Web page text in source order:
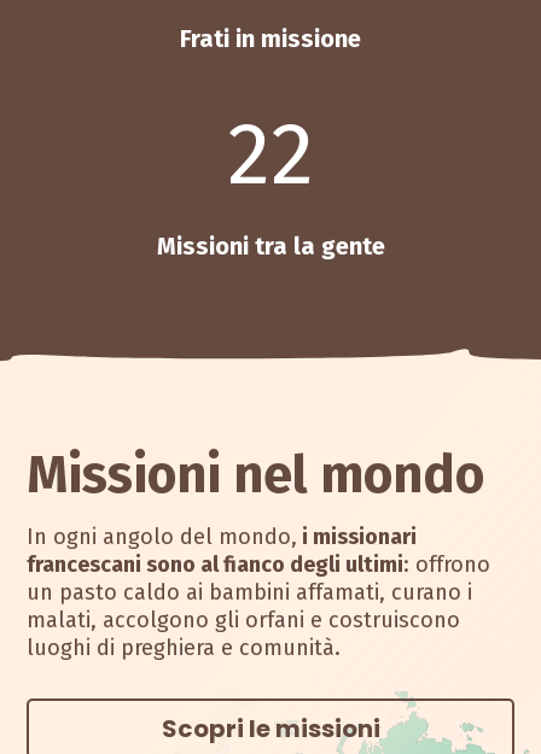
Frati in missione
22
Missioni tra la gente
Missioni nel mondo
In ogni angolo del mondo, i missionari
francescani sono al fianco degli ultimi: offrono
un pasto caldo ai bambini affamati, curano i
malati, accolgono gli orfani e costruiscono
luoghi di preghiera e comunità.
Scopri le missioni